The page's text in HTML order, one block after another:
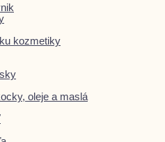
kozmetiky
oleje a maslá